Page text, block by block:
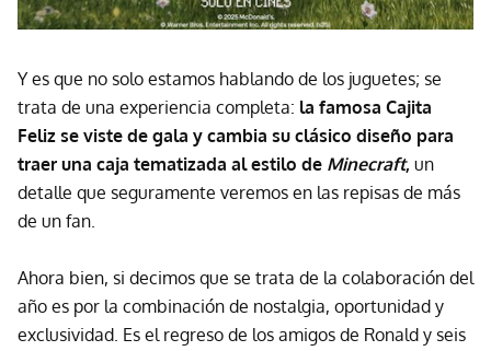
Y es que no solo estamos hablando de los juguetes; se
trata de una experiencia completa: la famosa Cajita
Feliz se viste de gala y cambia su clásico diseño para
traer una caja tematizada al estilo de Minecraft, un
detalle que seguramente veremos en las repisas de más
de un fan.
Ahora bien, si decimos que se trata de la colaboración del
año es por la combinación de nostalgia, oportunidad y
exclusividad. Es el regreso de los amigos de Ronald y seis